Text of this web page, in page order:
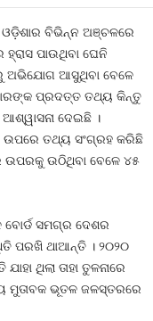
ବିଭିନ୍ନ ଅଞ୍ଚଳରେ
ପାଉଥିବା ଘେନି
ଅଭିଯୋଗ ଆସୁଥିବା ବେଳେ
ପ୍ରଦତ୍ତ ତଥ୍ୟ କିନ୍ତୁ
ଦେଇଛି ।
ଉପରେ ତଥ୍ୟ ସଂଗ୍ରହ କରିଛି
ଉଠିଥିବା ବେଳେ ୪୫
ସମଗ୍ର ଦେଶର
ପରଖି ଥାଆନ୍ତି । ୨୦୨୦
ଥିଲା ତାହା ତୁଳନାରେ
ମୁତାବକ ଭୂତଳ ଜଳସ୍ତରରେ